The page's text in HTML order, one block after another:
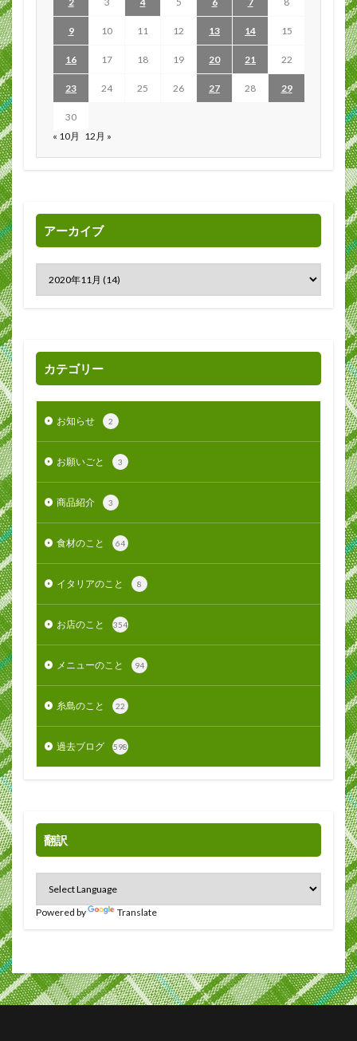
9 10 11 12 13 14 15
16 17 18 19 20 21 22
23 24 25 26 27 28 29
30
« 10月 12月 »
アーカイブ
カテゴリー
お知らせ 2
お願いごと 3
商品紹介 3
食材のこと 64
イタリアのこと 8
お店のこと 354
メニューのこと 94
糸島のこと 22
過去ブログ 598
翻訳
Powered by Translate